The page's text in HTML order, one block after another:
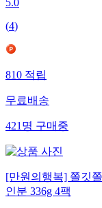
5.0
(4)
810적립
무료배송
421명구매중
[만원의행복] 쫄깃
인분 336g 4팩